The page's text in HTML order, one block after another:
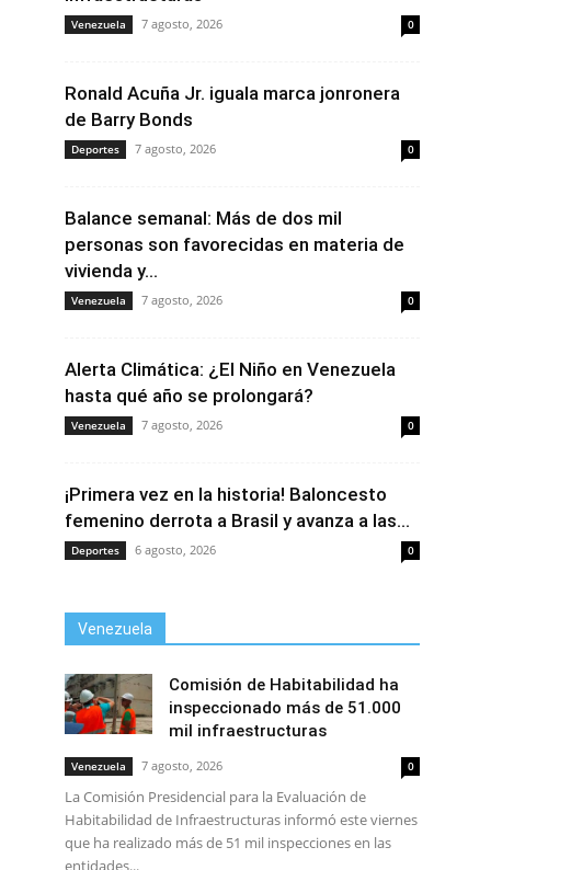
Venezuela 7 agosto, 2026 0
Ronald Acuña Jr. iguala marca jonronera
de Barry Bonds
Deportes 7 agosto, 2026 0
Balance semanal: Más de dos mil
personas son favorecidas en materia de
vivienda y...
Venezuela 7 agosto, 2026 0
Alerta Climática: ¿El Niño en Venezuela
hasta qué año se prolongará?
Venezuela 7 agosto, 2026 0
¡Primera vez en la historia! Baloncesto
femenino derrota a Brasil y avanza a las...
Deportes 6 agosto, 2026 0
Venezuela
Comisión de Habitabilidad ha
inspeccionado más de 51.000
mil infraestructuras
Venezuela 7 agosto, 2026 0
La Comisión Presidencial para la Evaluación de
Habitabilidad de Infraestructuras informó este viernes
que ha realizado más de 51 mil inspecciones en las
entidades...